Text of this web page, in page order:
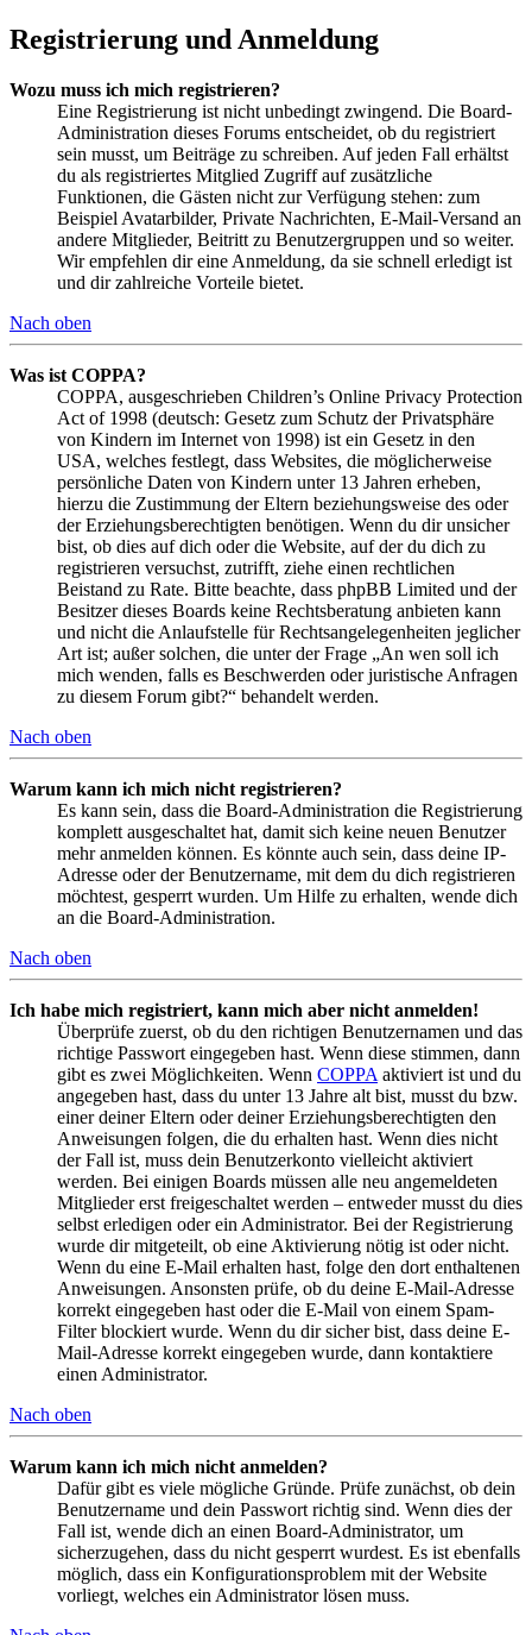
Registrierung und Anmeldung
Wozu muss ich mich registrieren?
Eine Registrierung ist nicht unbedingt zwingend. Die Board-
Administration dieses Forums entscheidet, ob du registriert
sein musst, um Beiträge zu schreiben. Auf jeden Fall erhältst
du als registriertes Mitglied Zugriff auf zusätzliche
Funktionen, die Gästen nicht zur Verfügung stehen: zum
Beispiel Avatarbilder, Private Nachrichten, E-Mail-Versand an
andere Mitglieder, Beitritt zu Benutzergruppen und so weiter.
Wir empfehlen dir eine Anmeldung, da sie schnell erledigt ist
und dir zahlreiche Vorteile bietet.
Nach oben
Was ist COPPA?
COPPA, ausgeschrieben Children’s Online Privacy Protection
Act of 1998 (deutsch: Gesetz zum Schutz der Privatsphäre
von Kindern im Internet von 1998) ist ein Gesetz in den
USA, welches festlegt, dass Websites, die möglicherweise
persönliche Daten von Kindern unter 13 Jahren erheben,
hierzu die Zustimmung der Eltern beziehungsweise des oder
der Erziehungsberechtigten benötigen. Wenn du dir unsicher
bist, ob dies auf dich oder die Website, auf der du dich zu
registrieren versuchst, zutrifft, ziehe einen rechtlichen
Beistand zu Rate. Bitte beachte, dass phpBB Limited und der
Besitzer dieses Boards keine Rechtsberatung anbieten kann
und nicht die Anlaufstelle für Rechtsangelegenheiten jeglicher
Art ist; außer solchen, die unter der Frage „An wen soll ich
mich wenden, falls es Beschwerden oder juristische Anfragen
zu diesem Forum gibt?“ behandelt werden.
Nach oben
Warum kann ich mich nicht registrieren?
Es kann sein, dass die Board-Administration die Registrierung
komplett ausgeschaltet hat, damit sich keine neuen Benutzer
mehr anmelden können. Es könnte auch sein, dass deine IP-
Adresse oder der Benutzername, mit dem du dich registrieren
möchtest, gesperrt wurden. Um Hilfe zu erhalten, wende dich
an die Board-Administration.
Nach oben
Ich habe mich registriert, kann mich aber nicht anmelden!
Überprüfe zuerst, ob du den richtigen Benutzernamen und das
richtige Passwort eingegeben hast. Wenn diese stimmen, dann
gibt es zwei Möglichkeiten. Wenn COPPA aktiviert ist und du
angegeben hast, dass du unter 13 Jahre alt bist, musst du bzw.
einer deiner Eltern oder deiner Erziehungsberechtigten den
Anweisungen folgen, die du erhalten hast. Wenn dies nicht
der Fall ist, muss dein Benutzerkonto vielleicht aktiviert
werden. Bei einigen Boards müssen alle neu angemeldeten
Mitglieder erst freigeschaltet werden – entweder musst du dies
selbst erledigen oder ein Administrator. Bei der Registrierung
wurde dir mitgeteilt, ob eine Aktivierung nötig ist oder nicht.
Wenn du eine E-Mail erhalten hast, folge den dort enthaltenen
Anweisungen. Ansonsten prüfe, ob du deine E-Mail-Adresse
korrekt eingegeben hast oder die E-Mail von einem Spam-
Filter blockiert wurde. Wenn du dir sicher bist, dass deine E-
Mail-Adresse korrekt eingegeben wurde, dann kontaktiere
einen Administrator.
Nach oben
Warum kann ich mich nicht anmelden?
Dafür gibt es viele mögliche Gründe. Prüfe zunächst, ob dein
Benutzername und dein Passwort richtig sind. Wenn dies der
Fall ist, wende dich an einen Board-Administrator, um
sicherzugehen, dass du nicht gesperrt wurdest. Es ist ebenfalls
möglich, dass ein Konfigurationsproblem mit der Website
vorliegt, welches ein Administrator lösen muss.